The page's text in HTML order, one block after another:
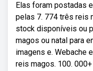
Elas foram postadas
pelas 7. 774 três reis
stock disponíveis ou
magos ou natal para
imagens e. Webache
reis magos. 100.